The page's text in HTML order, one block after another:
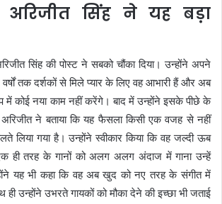
अरिजीत सिंह ने यह बड़ा
सिंह की पोस्ट ने सबको चौंका दिया। उन्होंने अपने
तक दर्शकों से मिले प्यार के लिए वह आभारी हैं और अब
में कोई नया काम नहीं करेंगे। बाद में उन्होंने इसके पीछे के
ने बताया कि यह फैसला किसी एक वजह से नहीं
लिया गया है। उन्होंने स्वीकार किया कि वह जल्दी ऊब
ही तरह के गानों को अलग अलग अंदाज में गाना उन्हें
यह भी कहा कि वह अब खुद को नए तरह के संगीत में
उन्होंने उभरते गायकों को मौका देने की इच्छा भी जताई